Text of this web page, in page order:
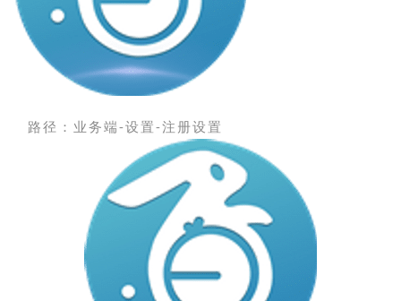
路径： 业务端-设置-注册设置